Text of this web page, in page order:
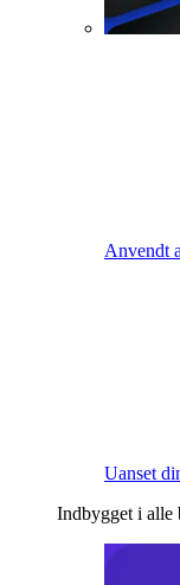
Anvendt
Uanset
Indbygget i alle